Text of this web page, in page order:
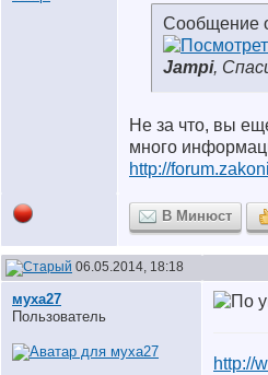
Сообщение
Jampi,
Не за что, вы
много
http://
В Минюст
06.05.2014, 18:18
муха27
Пользователь
http://